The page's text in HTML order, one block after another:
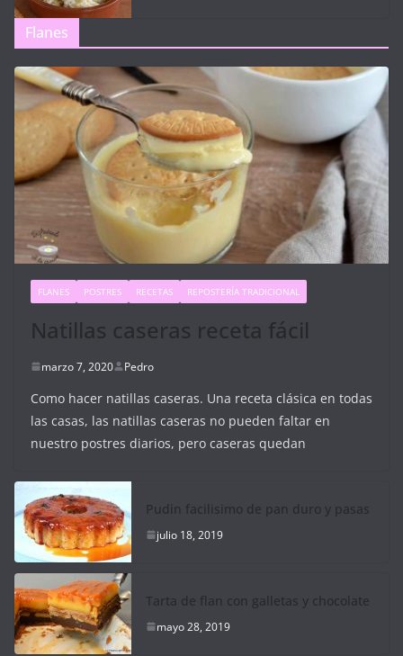
Flanes
FLANES POSTRES RECETAS REPOSTERÍA TRADICIONAL
Natillas caseras receta fácil
marzo 7, 2020 Pedro
Como hacer natillas caseras. Una receta clásica en todas
las casas, las natillas caseras no pueden faltar en
nuestro postres diarios, pero caseras quedan
Pudin facilisimo de pan duro y pasas
julio 18, 2019
Tarta de flan con galletas y chocolate
mayo 28, 2019